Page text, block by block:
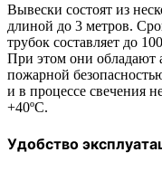
Вывески состоят из
длиной до 3 метров.
трубок составляет до
При этом они обладают
пожарной
и в процессе свечения
+40ºС.
Удобство